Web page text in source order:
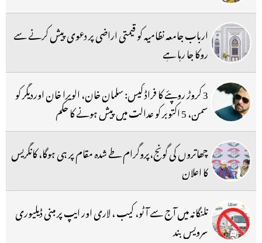
ارباب جامعہ نظامیہ کو قیمتی اراضی پر دعوی پیش کرنے سے
روکا جا رہا ہے
3 کروڑ روپئے کا فراڈ کیس: سلمان خان، الویرا خان اوردیگر کو
سمن، 5 اکتوبر کو عدالت میں پیش ہونے کا حکم
چھاتروں کی گونج،پروگرام طے شدہ مقام پر ہی ہوگا، کانگریس
کا اعلان
تلنگانہ میں آج سے آٹو، کیب ، لاری اور ایپ پر مبنی ڈیلیوری
سرویس بند